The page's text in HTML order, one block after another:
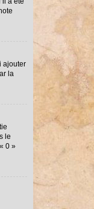
ajouter
la
le
0 »